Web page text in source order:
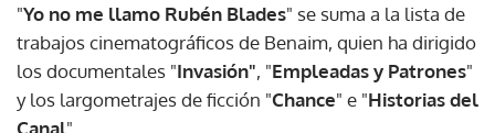
"Yo no me llamo Rubén Blades" se suma a la lista de
trabajos cinematográficos de Benaim, quien ha dirigido
los documentales "Invasión", "Empleadas y Patrones"
y los largometrajes de ficción "Chance" e "Historias del
Canal".